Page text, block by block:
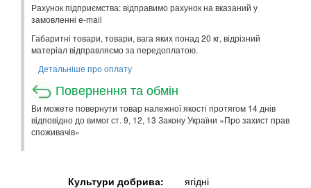
Рахунок підприємства: відправимо рахунок на вказаний у
замовленні e-mail
Габаритні товари, товари, вага яких понад 20 кг, відрізний
матеріал відправляємо за передоплатою.
Детальніше про оплату
Повернення та обмін
Ви можете повернути товар належної якості протягом 14 днів
відповідно до вимог ст. 9, 12, 13 Закону України «Про захист прав
споживачів»
Культури добрива:
ягідні